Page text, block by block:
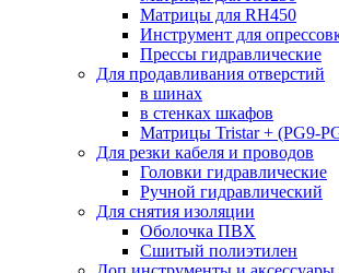
Матрицы для RH450
Инструмент для
Прессы гидравлические
Для продавливания отверстий
в шинах
в стенках шкафов
Матрицы Tristar + (PG9-
Для резки кабеля и проводов
Головки гидравлические
Ручной гидравлический
Для снятия изоляции
Оболочка ПВХ
Сшитый полиэтилен